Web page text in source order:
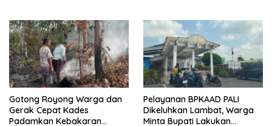
Kerok
Melalui Reses Ke-2 Tahun
2026
Gotong Royong Warga dan
Gerak Cepat Kades
Padamkan Kebakaran
Pelayanan BPKAAD PALI
Dikeluhkan Lambat, Warga
Minta Bupati Lakukan